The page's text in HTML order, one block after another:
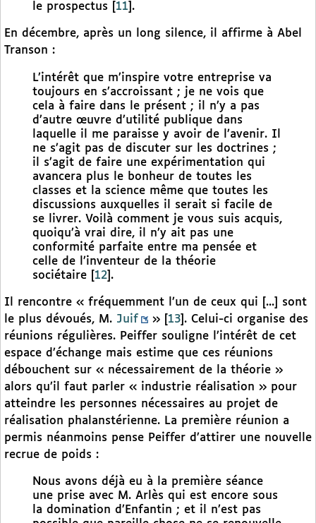
le prospectus
11 .
En décembre, après un long silence, il affirme à Abel
Transon :
L’intérêt que m’inspire votre entreprise va
toujours en s’accroissant ; je ne vois que
cela à faire dans le présent ; il n’y a pas
d’autre œuvre d’utilité publique dans
laquelle il me paraisse y avoir de l’avenir. Il
ne s’agit pas de discuter sur les doctrines ;
il s’agit de faire une expérimentation qui
avancera plus le bonheur de toutes les
classes et la science même que toutes les
discussions auxquelles il serait si facile de
se livrer. Voilà comment je vous suis acquis,
quoiqu’à vrai dire, il n’y ait pas une
conformité parfaite entre ma pensée et
celle de l’inventeur de la théorie
sociétaire
12 .
Il rencontre « fréquemment l’un de ceux qui [...] sont
le plus dévoués, M. Juif » 13 . Celui-ci organise des
réunions régulières. Peiffer souligne l’intérêt de cet
espace d’échange mais estime que ces réunions
débouchent sur « nécessairement de la théorie »
alors qu’il faut parler « industrie réalisation » pour
atteindre les personnes nécessaires au projet de
réalisation phalanstérienne. La première réunion a
permis néanmoins pense Peiffer d’attirer une nouvelle
recrue de poids :
Nous avons déjà eu à la première séance
une prise avec M. Arlès qui est encore sous
la domination d’Enfantin ; et il n’est pas